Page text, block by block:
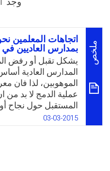
ملخص
اتجاهات المعلمين
بمدارس العاديين في
يشكل تقبل أو رفض
المدارس العادية
الموهوبين، لذا فان
عملية الدمج لا بد من
المستقبل حول نجاح
المدارس العادية. فإذا
وهذا يعني بأنه يؤيد
03-03-2015